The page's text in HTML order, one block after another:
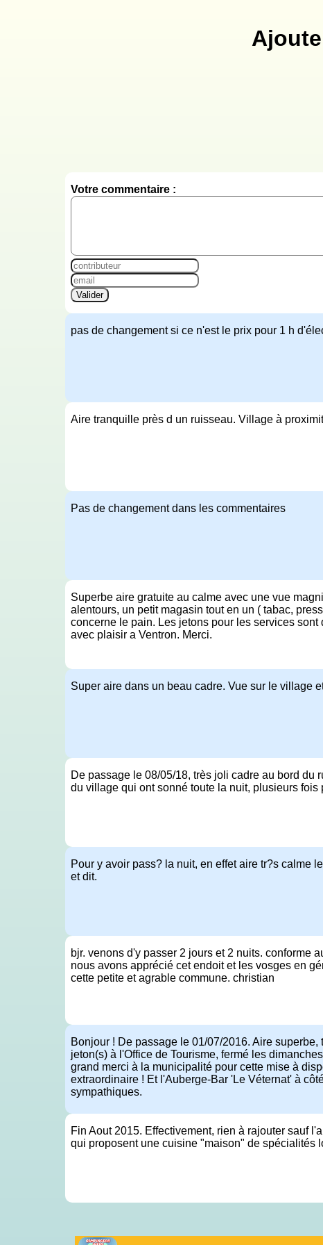
Votre commentaire :
Valider
pas de changement si ce n'est le prix pour 1 h
Aire tranquille près d un ruisseau. Village à
Pas de changement dans les commentaires
Superbe aire gratuite au calme avec une vue
alentours, un petit magasin tout en un ( tabac,
concerne le pain. Les jetons pour les services
avec plaisir a Ventron. Merci.
Super aire dans un beau cadre. Vue sur le village
De passage le 08/05/18, très joli cadre au bord
du village qui ont sonné toute la nuit, plusieurs fois
Pour y avoir pass? la nuit, en effet aire tr?s calme
et dit.
bjr. venons d'y passer 2 jours et 2 nuits. conforme
nous avons apprécié cet endoit et les vosges en
cette petite et agrable commune. christian
Bonjour ! De passage le 01/07/2016. Aire
jeton(s) à l'Office de Tourisme, fermé les
grand merci à la municipalité pour cette mise à
extraordinaire ! Et l'Auberge-Bar 'Le Véternat' à
sympathiques.
Fin Aout 2015. Effectivement, rien à rajouter sauf
qui proposent une cuisine "maison" de spécialités